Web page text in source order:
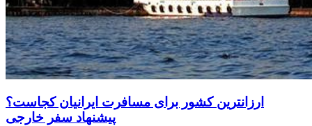
ارزانترین کشور برای مسافرت ایرانیان کجاست؟
پیشنهاد سفر خارجی